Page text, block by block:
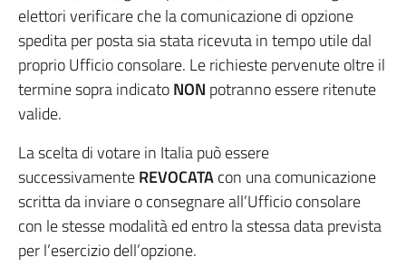
elettori verificare che la comunicazione di opzione
spedita per posta sia stata ricevuta in tempo utile dal
proprio Ufficio consolare. Le richieste pervenute oltre il
termine sopra indicatoNON potranno essere ritenute
valide.
La scelta di votare in Italia può essere
successivamenteREVOCATAcon una comunicazione
scritta da inviare o consegnare all’Ufficio consolare
con le stesse modalità ed entro la stessa data prevista
per l’esercizio dell’opzione.